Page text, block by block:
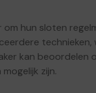
om hun sloten
kan beoordelen
zijn.